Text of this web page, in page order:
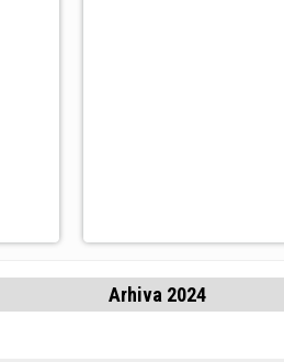
Arhiva 2024